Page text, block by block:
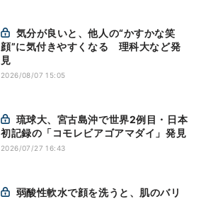
顔”に気付きやすくなる 理科大など発
見
2026/08/07 15:05
初記録の「コモレビアゴアマダイ」発見
2026/07/27 16:43